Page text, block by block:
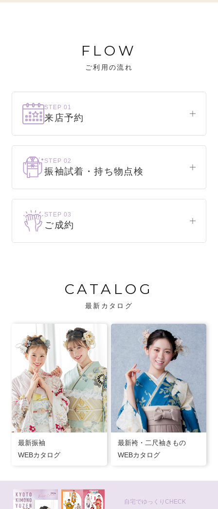
FLOW
ご利用の流れ
STEP 01
来店予約
まずはお気軽にご来店ください。
STEP 02
振袖試着・持ち物点検
お気に入りの振袖が見つかるまで、何着でも
試着できます。
・振袖コンシェルジュが、振袖に合う小物や
バッグでお嬢様らしいコーディネートをご
STEP 03
ご成約
CATALOG
最新カタログ
最新振袖
WEBカタログ
最新袴・二尺袖きもの
WEBカタログ
自宅でゆっくりCHECK